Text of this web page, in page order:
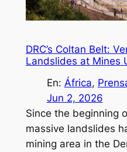
DRC’s Coltan Belt:
Landslides at Mines
En: África,
Jun 2, 2026
Since the beginning
massive landslides
mining area in the